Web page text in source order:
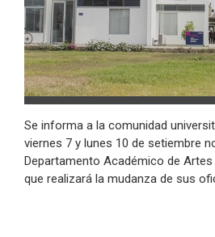
Se informa a la comunidad
viernes 7 y lunes 10 de setiembre
Departamento Académico de
que realizará la mudanza de sus